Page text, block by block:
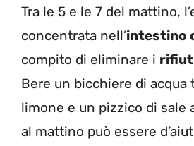
Tra le 5 e le 7 del mattino,
concentrata nell’intestino
compito di eliminare i
Bere un bicchiere di acqua
limone e un pizzico di sale
al mattino può essere